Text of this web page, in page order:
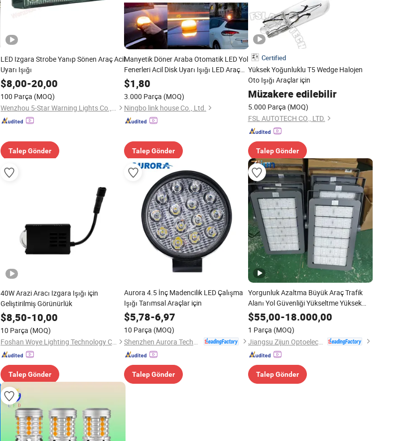
LED Izgara Strobe Yanıp Sönen Araç Acil
Uyarı Işığı
$8,00-20,00
100 Parça (MOQ)
Wenzhou 5-Star Warning Lights Co., Ltd.
Talep Gönder
Manyetik Döner Araba Otomatik LED Yol
Fenerleri Acil Disk Uyarı Işığı LED Araç
Işıkları
$1,80
3.000 Parça (MOQ)
Ningbo link house Co., Ltd.
Talep Gönder
Certified
Yüksek Yoğunluklu T5 Wedge Halojen
Oto Işığı Araçlar için
Müzakere edilebilir
5.000 Parça (MOQ)
FSL AUTOTECH CO., LTD.
Talep Gönder
40W Arazi Aracı Izgara Işığı için
Geliştirilmiş Görünürlük
$8,50-10,00
10 Parça (MOQ)
Foshan Woye Lighting Technology Co., Ltd
Talep Gönder
Aurora 4.5 İnç Madencilik LED Çalışma
Işığı Tarımsal Araçlar için
$5,78-6,97
10 Parça (MOQ)
Talep Gönder
Yorgunluk Azaltma Büyük Araç Trafik
Alanı Yol Güvenliği Yükseltme Yüksek
Direk LED Işığı
$55,00-18.000,00
1 Parça (MOQ)
Jiangsu Zijun Optoelectronic Technology Co., Ltd.
Talep Gönder